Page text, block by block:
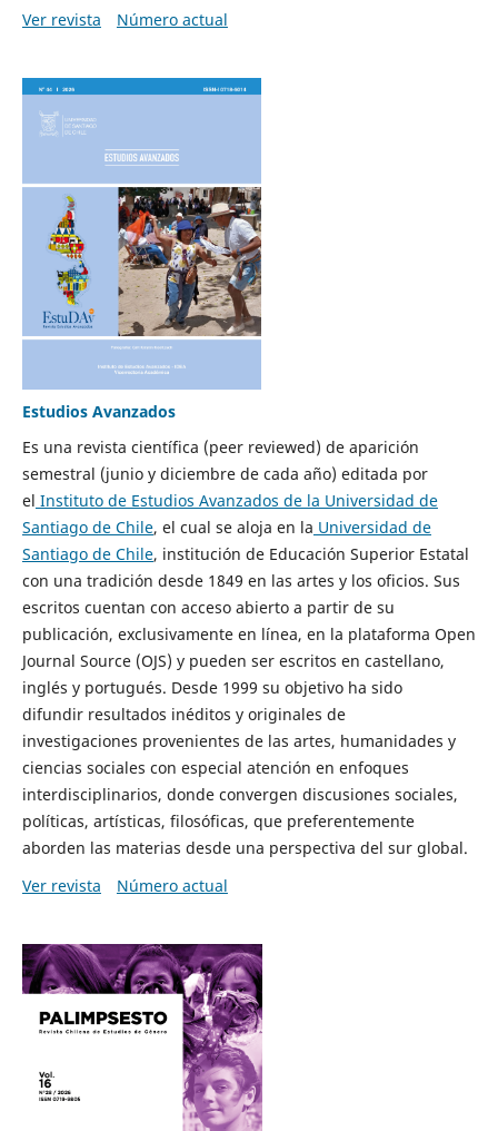
Ver revista
Número actual
Estudios Avanzados
Es una revista científica (peer reviewed) de aparición
semestral (junio y diciembre de cada año) editada por
el Instituto de Estudios Avanzados de la Universidad de
Santiago de Chile, el cual se aloja en la Universidad de
Santiago de Chile, institución de Educación Superior Estatal
con una tradición desde 1849 en las artes y los oficios. Sus
escritos cuentan con acceso abierto a partir de su
publicación, exclusivamente en línea, en la plataforma Open
Journal Source (OJS) y pueden ser escritos en castellano,
inglés y portugués. Desde 1999 su objetivo ha sido
difundir resultados inéditos y originales de
investigaciones provenientes de las artes, humanidades y
ciencias sociales con especial atención en enfoques
interdisciplinarios, donde convergen discusiones sociales,
políticas, artísticas, filosóficas, que preferentemente
aborden las materias desde una perspectiva del sur global.
Ver revista
Número actual